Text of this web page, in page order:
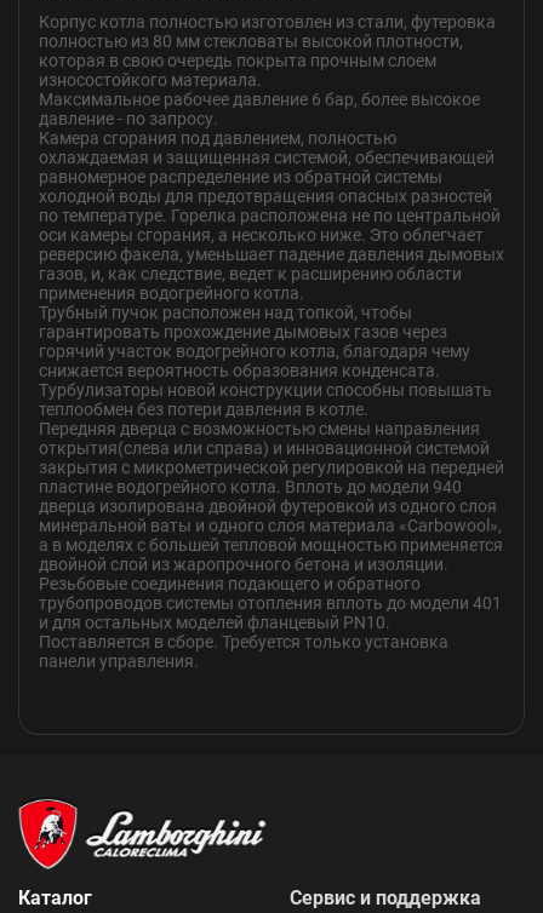
Корпус котла полностью изготовлен из стали, футеровка
полностью из 80 мм стекловаты высокой плотности,
которая в свою очередь покрыта прочным слоем
износостойкого материала.
Максимальное рабочее давление 6 бар, более высокое
давление - по запросу.
Камера сгорания под давлением, полностью
охлаждаемая и защищенная системой, обеспечивающей
равномерное распределение из обратной системы
холодной воды для предотвращения опасных разностей
по температуре. Горелка расположена не по центральной
оси камеры сгорания, а несколько ниже. Это облегчает
реверсию факела, уменьшает падение давления дымовых
газов, и, как следствие, ведет к расширению области
применения водогрейного котла.
Трубный пучок расположен над топкой, чтобы
гарантировать прохождение дымовых газов через
горячий участок водогрейного котла, благодаря чему
снижается вероятность образования конденсата.
Турбулизаторы новой конструкции способны повышать
теплообмен без потери давления в котле.
Передняя дверца с возможностью смены направления
открытия(слева или справа) и инновационной системой
закрытия с микрометрической регулировкой на передней
пластине водогрейного котла. Вплоть до модели 940
дверца изолирована двойной футеровкой из одного слоя
минеральной ваты и одного слоя материала «Carbowool»,
а в моделях с большей тепловой мощностью применяется
двойной слой из жаропрочного бетона и изоляции.
Резьбовые соединения подающего и обратного
трубопроводов системы отопления вплоть до модели 401
и для остальных моделей фланцевый PN10.
Поставляется в сборе. Требуется только установка
панели управления.
Каталог
Сервис и поддержка